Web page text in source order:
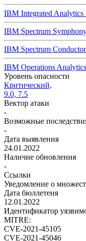
IBM Integrated Analytics
IBM Spectrum
IBM Spectrum Conductor
IBM Operations
Уровень опасности
Критический,
9.0, 7.5
Вектор атаки
-
Возможные
-
Дата выявления
24.01.2022
Наличие обновления
-
Ссылки
Уведомление о
Дата бюллетеня
12.01.2022
Идентификатор
MITRE:
CVE-2021-45105
CVE-2021-45046